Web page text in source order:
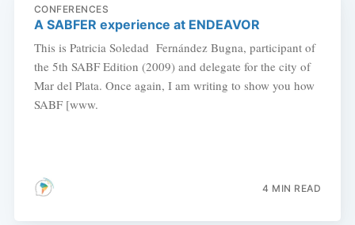
CONFERENCES
A SABFER experience at ENDEAVOR
This is Patricia Soledad Fernández Bugna, participant of
the 5th SABF Edition (2009) and delegate for the city of
Mar del Plata. Once again, I am writing to show you how
SABF [www.
4 MIN READ